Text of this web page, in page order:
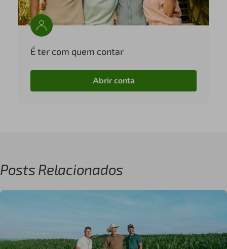
É ter com quem contar
Abrir conta
Posts Relacionados